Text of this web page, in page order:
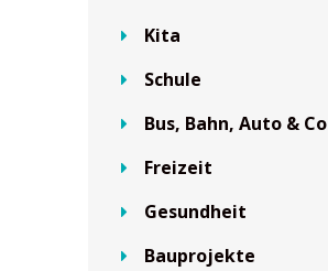
Kita
Schule
Bus, Bahn, Auto & Co
Freizeit
Gesundheit
Bauprojekte